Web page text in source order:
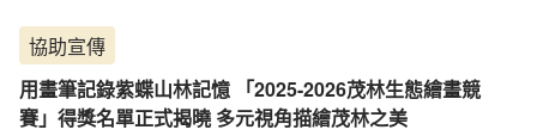
協助宣傳
用畫筆記錄紫蝶山林記憶 「2025-2026茂林生態繪畫競
賽」得獎名單正式揭曉 多元視角描繪茂林之美